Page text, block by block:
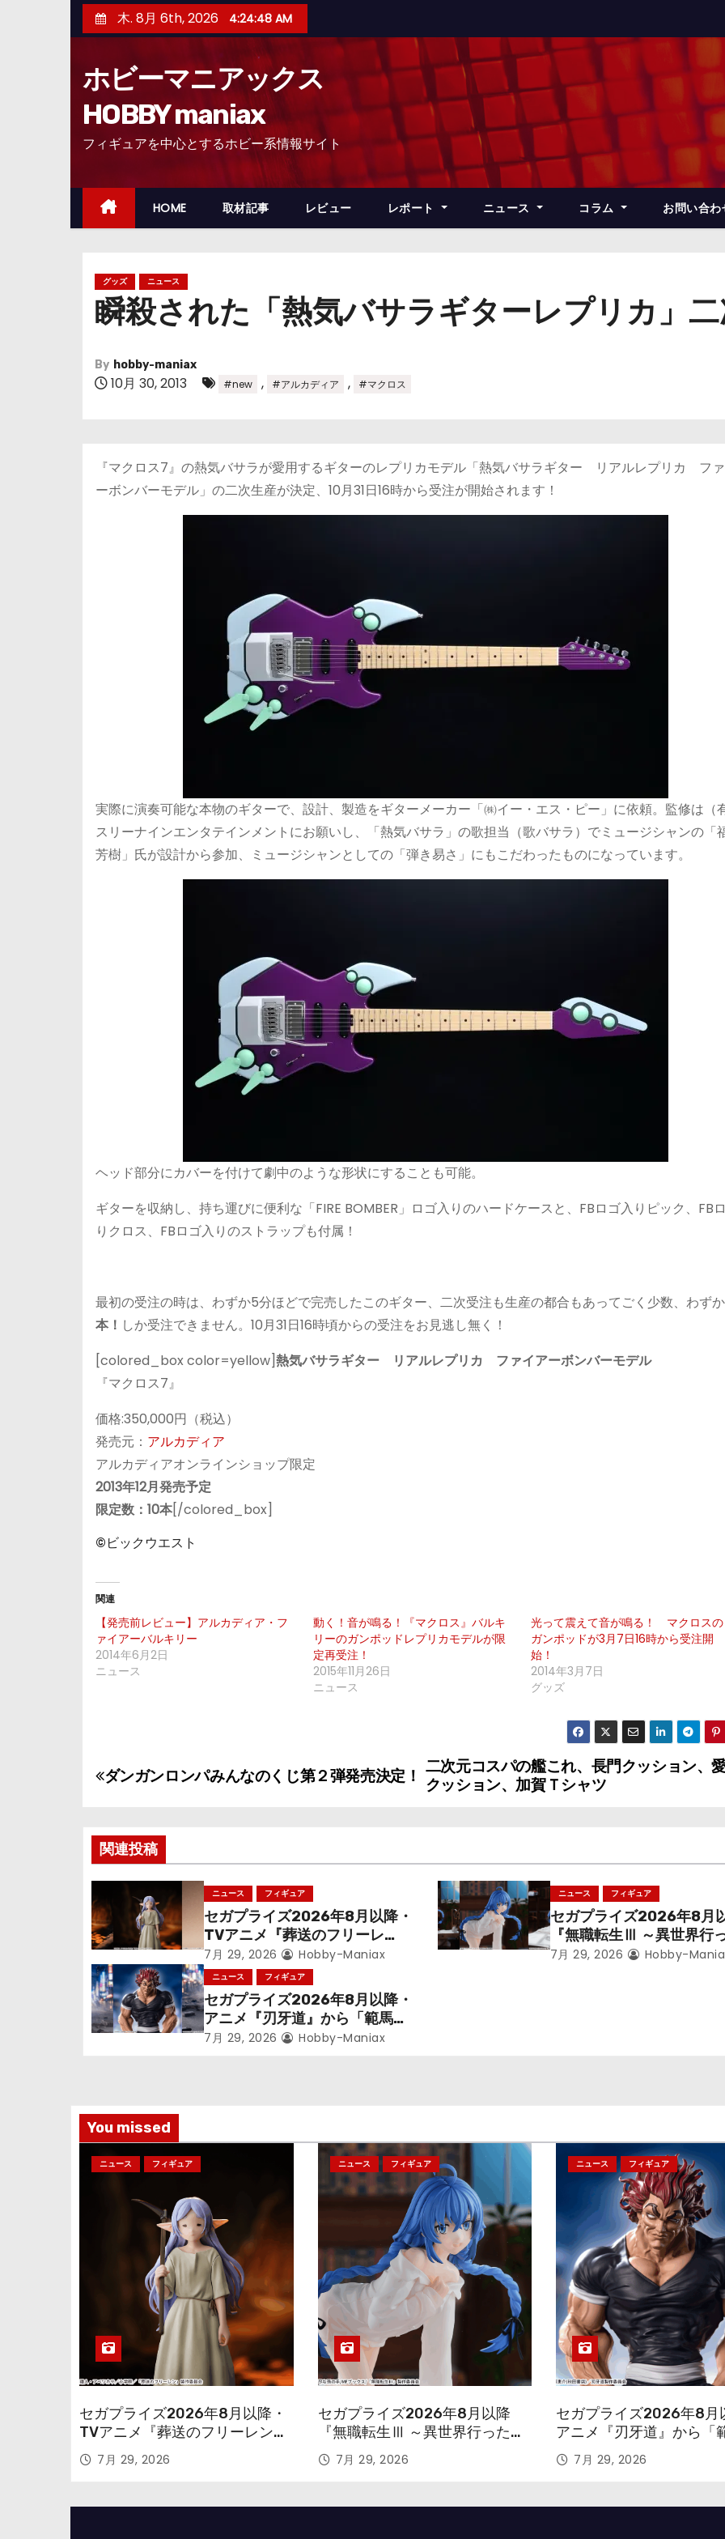
ン
ッ
木. 8月 6th, 2026 4:24:49 AM
ホビーマニアックス
HOBBY maniax
フィギュアを中心とするホビー系情報サイト
HOME 取材記事 レビュー レポート ニュース コラム お問い合わ
グッズ ニュース
瞬殺された「熱気バサラギターレプリカ」
By hobby-maniax
10月 30, 2013 #new , #アルカディア , #マクロス
『マクロス7』の熱気バサラが愛用するギターのレプリカモデル「熱気バサラギター リアルレプリカ フ
ーボンバーモデル」の二次生産が決定、10月31日16時から受注が開始されます！
実際に演奏可能な本物のギターで、設計、製造をギターメーカー「㈱イー・エス・ピー」に依頼。監修は（
スリーナインエンタテインメントにお願いし、「熱気バサラ」の歌担当（歌バサラ）でミュージシャンの「
芳樹」氏が設計から参加、ミュージシャンとしての「弾き易さ」にもこだわったものになっています。
ヘッド部分にカバーを付けて劇中のような形状にすることも可能。
ギターを収納し、持ち運びに便利な「FIRE BOMBER」ロゴ入りのハードケースと、FBロゴ入りピック、FB
りクロス、FBロゴ入りのストラップも付属！
最初の受注の時は、わずか5分ほどで完売したこのギター、二次受注も生産の都合もあってごく少数、わずか
本！ しか受注できません。10月31日16時頃からの受注をお見逃し無く！
[colored_box color=yellow]熱気バサラギター リアルレプリカ ファイアーボンバーモデル
『マクロス7』
価格:350,000円（税込）
発売元： アルカディア
アルカディアオンラインショップ限定
2013年12月発売予定
限定数：10本[/colored_box]
©ビックウエスト
関連
【発売前レビュー】アルカディア・フ
ァイアーバルキリー
2014年6月2日
ニュース
動く！音が鳴る！『マクロス』バルキ
リーのガンポッドレプリカモデルが限
定再受注！
2015年11月26日
ニュース
光って震えて音が鳴る！ マクロスの
ガンポッドが3月7日16時から受注開
始！
2014年3月7日
グッズ
投
ナ
ビ
ゲ
ー
シ
ョ
二次元コスパの艦これ、長門クッション、
クッション、加賀Ｔシャツ
ダンガンロンパみんなのくじ第２弾発売決定！
関連投稿
ニュース フィギュア
セガプライズ2026年8月以降・
TVアニメ『葬送のフリーレ
ン』鉱山で300年働くことにな
っっちゃった「フリーレン」を
立体化！
7月 29, 2026 Hobby-Maniax
ニュース フィギュア
セガプライズ2026年8月
『無職転生Ⅲ ～異世界行
本気だす～』から「ロキ
7月 29, 2026 Hobby-
ニュース フィギュア
セガプライズ2026年8月以降・
アニメ『刃牙道』から「範馬勇
次郎」が登場ッッ!!
7月 29, 2026 Hobby-Maniax
You missed
ニュース フィギュア
セガプライズ2026年8月以降・
TVアニメ『葬送のフリーレン』
鉱山で300年働くことになっっ
ちゃった「フリーレン」を立体
7月 29, 2026
ニュース フィギュア
セガプライズ2026年8月以降
『無職転生Ⅲ ～異世界行ったら
本気だす～』から「ロキシー」
のフィギュアが登場！
7月 29, 2026
ニュース フィギュア
セガプライズ2026年8月
アニメ『刃牙道』から「
次郎」が登場ッッ!!
7月 29, 2026